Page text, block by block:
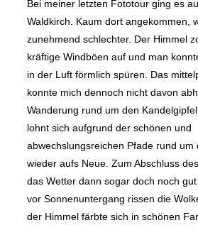
Bei meiner letzten Fototour ging es
Waldkirch. Kaum dort angekommen,
zunehmend schlechter. Der Himmel
kräftige Windböen auf und man
in der Luft förmlich spüren. Das
konnte mich dennoch nicht davon
Wanderung rund um den
lohnt sich aufgrund der schönen und
abwechslungsreichen Pfade rund um
wieder aufs Neue. Zum Abschluss
das Wetter dann sogar doch noch
vor Sonnenuntergang rissen die
der Himmel färbte sich in schönen